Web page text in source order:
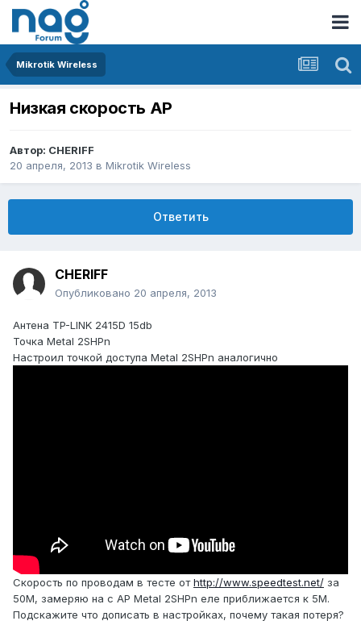
Mikrotik Wireless
Низкая скорость АР
Автор: CHERIFF
20 апреля, 2013 в Mikrotik Wireless
Ответить
CHERIFF
Опубликовано 20 апреля, 2013
Антена TP-LINK 2415D 15db
Точка Metal 2SHPn
Настроил точкой доступа Metal 2SHPn аналогично
Скорость по проводам в тесте отhttp://www.speedtest.net/ за
50M, замеряю на с АР Metal 2SHPn еле приближается к 5М.
Подскажите что дописать в настройках, почему такая потеря?